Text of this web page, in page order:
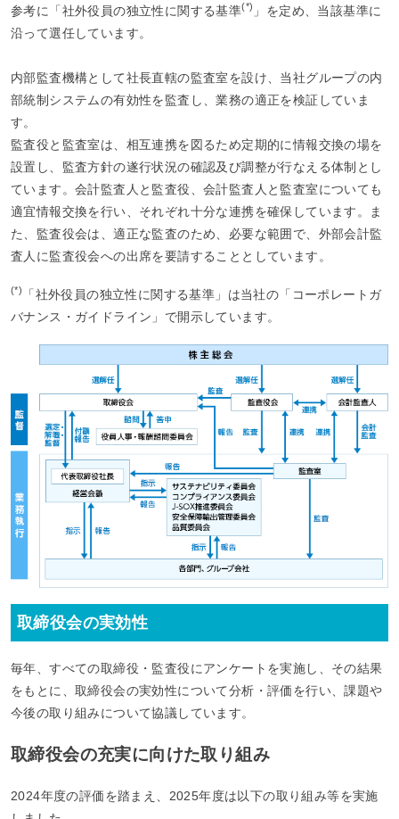
参考に「社外役員の独立性に関する基準(*) 」を定め、当該基準に
沿って選任しています。
内部監査機構として社長直轄の監査室を設け、当社グループの内
部統制システムの有効性を監査し、業務の適正を検証していま
す。
監査役と監査室は、相互連携を図るため定期的に情報交換の場を
設置し、監査方針の遂行状況の確認及び調整が行なえる体制とし
ています。会計監査人と監査役、会計監査人と監査室についても
適宜情報交換を行い、それぞれ十分な連携を確保しています。ま
た、監査役会は、適正な監査のため、必要な範囲で、外部会計監
査人に監査役会への出席を要請することとしています。
(*)
「社外役員の独立性に関する基準」は当社の「コーポレートガ
バナンス・ガイドライン」で開示しています。
取締役会の実効性
毎年、すべての取締役・監査役にアンケートを実施し、その結果
をもとに、取締役会の実効性について分析・評価を行い、課題や
今後の取り組みについて協議しています。
取締役会の充実に向けた取り組み
2024年度の評価を踏まえ、2025年度は以下の取り組み等を実施